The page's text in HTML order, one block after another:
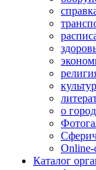
о
Online-
Каталог